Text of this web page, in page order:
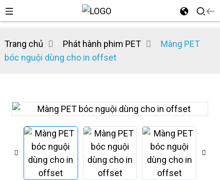
Trang chủ Phát hành phim PET
Màng PET
bóc nguội dùng cho in offset